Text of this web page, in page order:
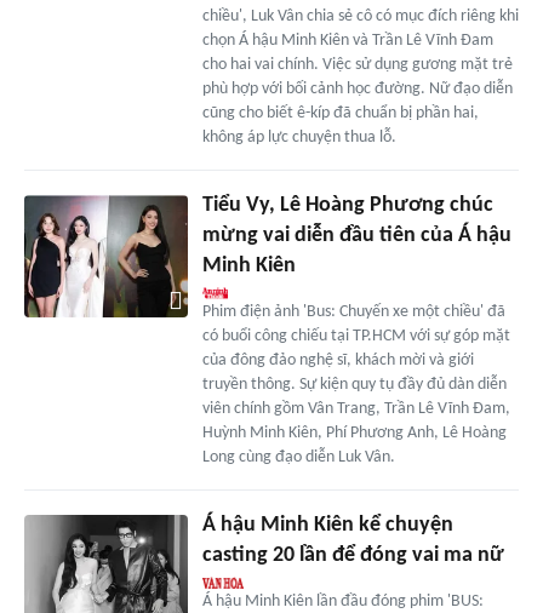
chiều', Luk Vân chia sẻ cô có mục đích riêng khi
chọn Á hậu Minh Kiên và Trần Lê Vĩnh Đam
cho hai vai chính. Việc sử dụng gương mặt trẻ
phù hợp với bối cảnh học đường. Nữ đạo diễn
cũng cho biết ê-kíp đã chuẩn bị phần hai,
không áp lực chuyện thua lỗ.
Tiểu Vy, Lê Hoàng Phương chúc
mừng vai diễn đầu tiên của Á hậu
Minh Kiên
Phim điện ảnh 'Bus: Chuyến xe một chiều' đã
có buổi công chiếu tại TP.HCM với sự góp mặt
của đông đảo nghệ sĩ, khách mời và giới
truyền thông. Sự kiện quy tụ đầy đủ dàn diễn
viên chính gồm Vân Trang, Trần Lê Vĩnh Đam,
Huỳnh Minh Kiên, Phí Phương Anh, Lê Hoàng
Long cùng đạo diễn Luk Vân.
Á hậu Minh Kiên kể chuyện
casting 20 lần để đóng vai ma nữ
Á hậu Minh Kiên lần đầu đóng phim 'BUS: